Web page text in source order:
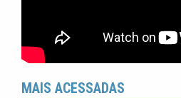
MAIS ACESSADAS